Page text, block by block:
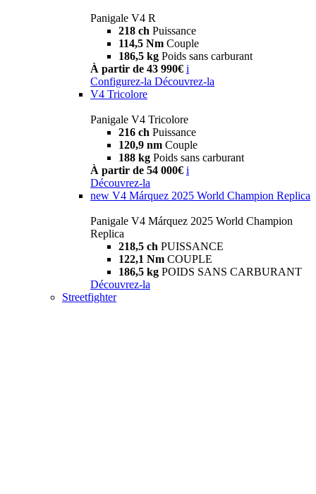
Panigale V4 R
218 ch Puissance
114,5 Nm Couple
186,5 kg Poids sans carburant
À partir de 43 990€ i
Configurez-la Découvrez-la
V4 Tricolore
Panigale V4 Tricolore
216 ch Puissance
120,9 nm Couple
188 kg Poids sans carburant
À partir de 54 000€ i
Découvrez-la
new V4 Márquez 2025 World Champion Replica
Panigale V4 Márquez 2025 World Champion
Replica
218,5 ch PUISSANCE
122,1 Nm COUPLE
186,5 kg POIDS SANS CARBURANT
Découvrez-la
Streetfighter